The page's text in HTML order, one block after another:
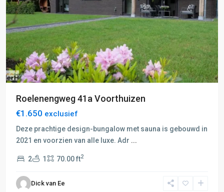
Roelenengweg 41a Voorthuizen
€1.650 exclusief
Deze prachtige design-bungalow met sauna is gebouwd in
2021 en voorzien van alle luxe. Adr ...
2 1 70.00 ft2
Dick van Ee
E:
Amersfoort-
Hilversum,